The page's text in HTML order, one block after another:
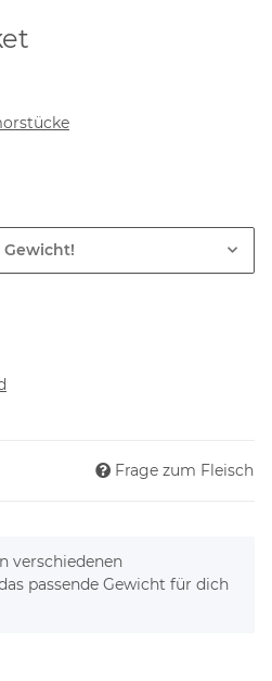
Gewicht!
Frage zum Fleisch
verschiedenen
passende Gewicht für dich